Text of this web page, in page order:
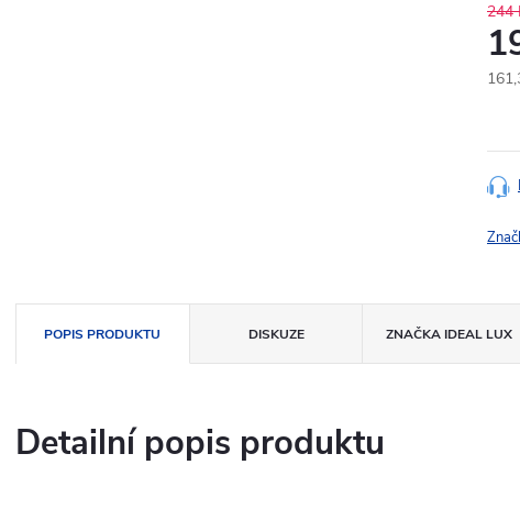
244
POPIS PRODUKTU DISKUZE ZNAČKA IDEAL LUX
Detailní popis produktu